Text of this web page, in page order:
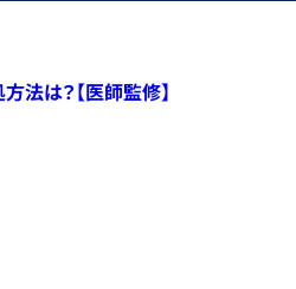
法は？【医師監修】